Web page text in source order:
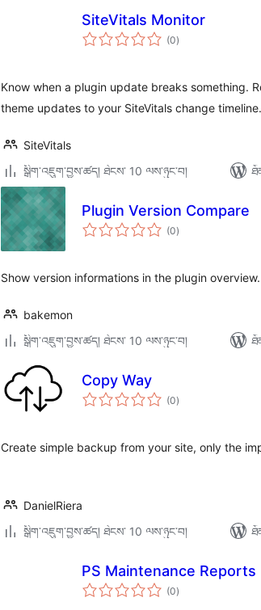
SiteVitals Monitor
(0གདེང་
འཇོག་
)
Know when a plugin update breaks something.
theme updates to your SiteVitals change timeline.
SiteVitals
སྒྲིག་འཇུག་བྱས་ཚད། ཐེངས་ 10 ལས་ཉུང་བ།
Plugin Version Compare
(0གདེང་
འཇོག་
)
Show version informations in the plugin overview.
bakemon
སྒྲིག་འཇུག་བྱས་ཚད། ཐེངས་ 10 ལས་ཉུང་བ།
Copy Way
(0གདེང་
འཇོག་
)
Create simple backup from your site, only the
DanielRiera
སྒྲིག་འཇུག་བྱས་ཚད། ཐེངས་ 10 ལས་ཉུང་བ།
PS Maintenance Reports
(0གདེང་
འཇོག་
)